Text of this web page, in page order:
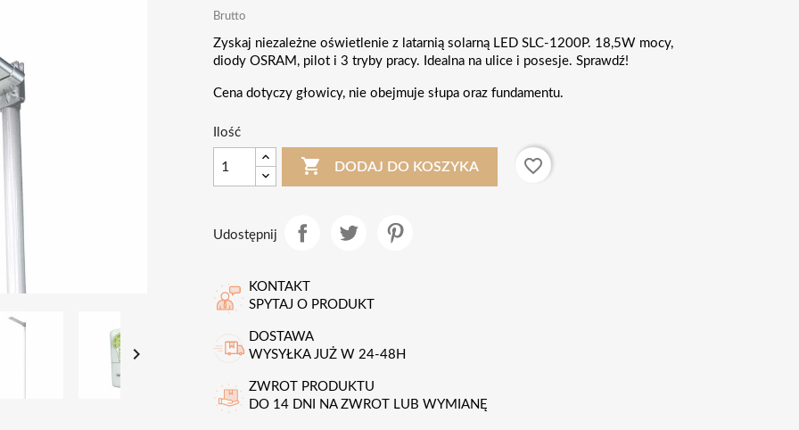

Brutto
Zyskaj niezależne oświetlenie z latarnią solarną LED SLC-1200P. 18,5W mocy,
diody OSRAM, pilot i 3 tryby pracy. Idealna na ulice i posesje. Sprawdź!
Cena dotyczy głowicy, nie obejmuje słupa oraz fundamentu.
Ilość
 DODAJ DO KOSZYKA favorite_border
Udostępnij
KONTAKT
SPYTAJ O PRODUKT
DOSTAWA
WYSYŁKA JUŻ W 24-48H
ZWROT PRODUKTU
DO 14 DNI NA ZWROT LUB WYMIANĘ